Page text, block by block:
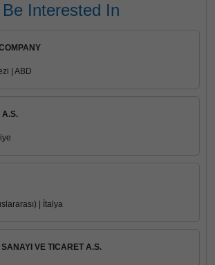
Interested In
| ABD
A.S.
| İtalya
VE TICARET A.S.